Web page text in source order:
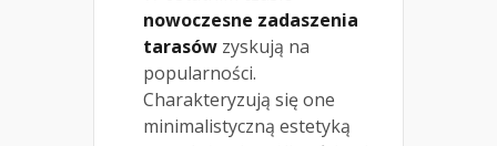
nowoczesne zadaszenia
tarasów zyskują na
popularności.
Charakteryzują się one
minimalistyczną estetyką